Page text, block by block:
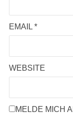
EMAIL *
WEBSITE
MELDE MICH